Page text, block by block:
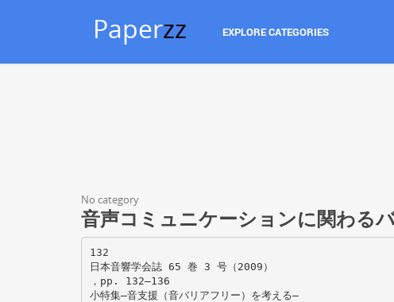
Paperzz EXPLORE CATEGORIES
No category
音声コミュニケーションに関わる
132
日本音響学会誌 65 巻 3 号（2009）
，pp. 132–136
小特集—音支援（音バリアフリー）を考える—